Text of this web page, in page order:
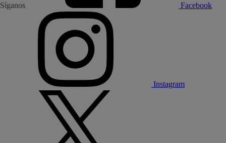
Síganos Facebook
Instagram